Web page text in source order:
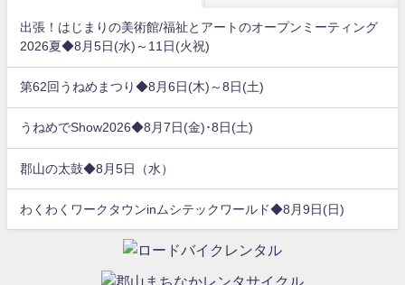
出張！はじまりの美術館/福祉とアートのオープンミーティング
2026夏◆8月5日(水)～11日(火祝)
第62回うねめまつり◆8月6日(木)～8日(土)
うねめでShow2026◆8月7日(金)･8日(土)
郡山の太鼓◆8月5日（水）
わくわくワークタウンinムシテックワールド◆8月9日(日)